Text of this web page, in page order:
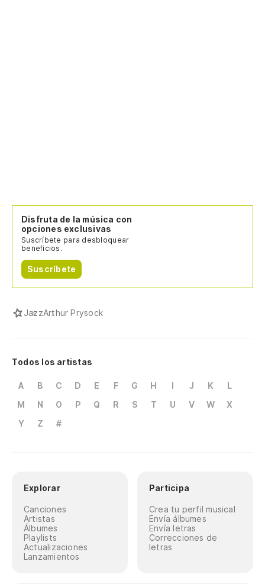
Disfruta de la música con
opciones exclusivas
Suscríbete para desbloquear
beneficios.
Suscríbete
JazzArthur Prysock
Todos los artistas
A B C D E F G H I J K
L
M
N O P Q R S T U V W
X
Y
Z #
Explorar
Canciones
Artistas
Álbumes
Playlists
Actualizaciones
Lanzamientos
Participa
Crea tu perfil musical
Envía álbumes
Envía letras
Correcciones de
letras